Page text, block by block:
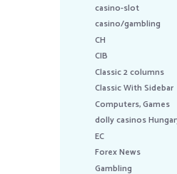
casino-slot
casino/gambling
CH
CIB
Classic 2 columns
Classic With Sidebar
Computers, Games
dolly casinos
EC
Forex News
Gambling